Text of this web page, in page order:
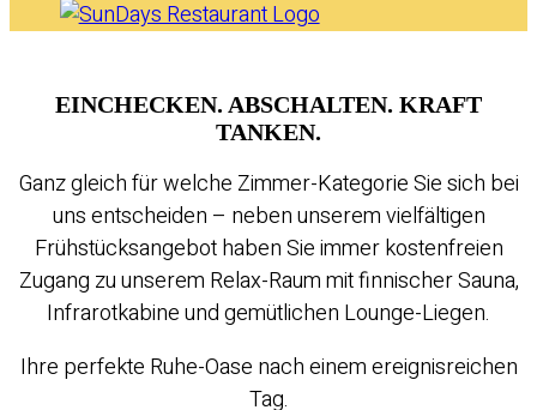
EINCHECKEN. ABSCHALTEN. KRAFT
TANKEN.
Ganz gleich für welche Zimmer-Kategorie Sie sich bei
uns entscheiden – neben unserem vielfältigen
Frühstücksangebot haben Sie immer kostenfreien
Zugang zu unserem Relax-Raum mit finnischer Sauna,
Infrarotkabine und gemütlichen Lounge-Liegen.
Ihre perfekte Ruhe-Oase nach einem ereignisreichen
Tag.